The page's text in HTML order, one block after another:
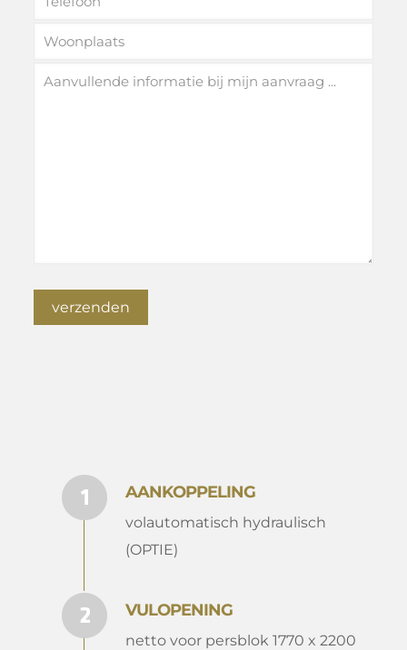
AANKOPPELING
volautomatisch hydraulisch
(OPTIE)
VULOPENING
netto voor persblok 1770 x 2200